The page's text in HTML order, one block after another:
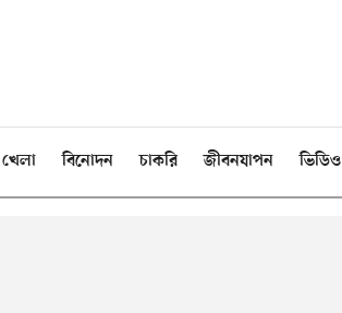
খেলা বিনোদন চাকরি জীবনযাপন ভিডিও